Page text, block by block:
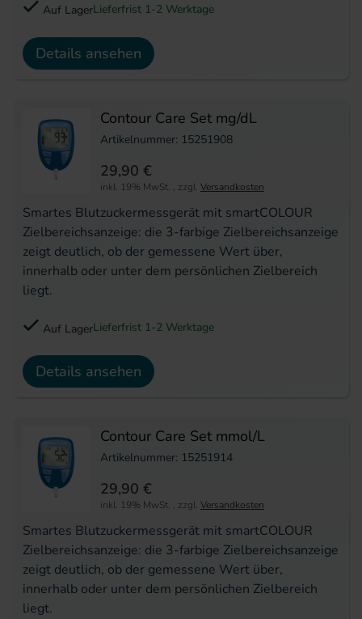
Auf LagerLieferfrist 1-2 Werktage
Details ansehen
Contour Care Set mg/dL
Artikelnummer: 15251908
Smartes Blutzuckermessgerät mit smartCOLOUR
Zielbereichsanzeige: die 3-farbige Zielbereichsanzeige
zeigt deutlich, ob der gemessene Wert über,
innerhalb oder unter dem persönlichen Zielbereich
liegt.
29,90 €
inkl. 19% MwSt. , zzgl. Versandkosten
Auf LagerLieferfrist 1-2 Werktage
Details ansehen
Contour Care Set mmol/L
Artikelnummer: 15251914
Smartes Blutzuckermessgerät mit smartCOLOUR
Zielbereichsanzeige: die 3-farbige Zielbereichsanzeige
zeigt deutlich, ob der gemessene Wert über,
innerhalb oder unter dem persönlichen Zielbereich
liegt.
29,90 €
inkl. 19% MwSt. , zzgl. Versandkosten